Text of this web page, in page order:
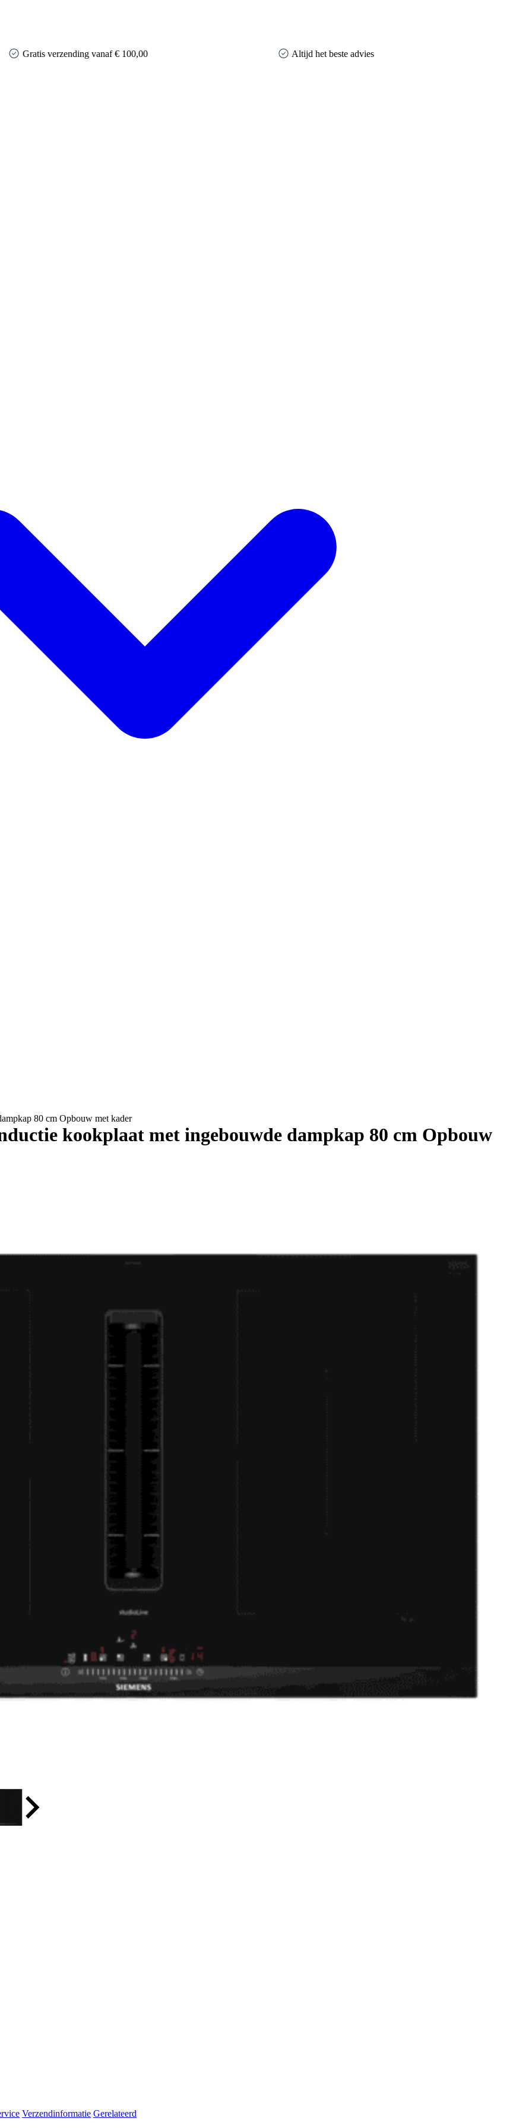
Gratis verzending vanaf € 100,00 Altijd het beste advies
80 cm Opbouw met kader
kookplaat met ingebouwde dampkap 80 cm Opbouw
Verzendinformatie Gerelateerd